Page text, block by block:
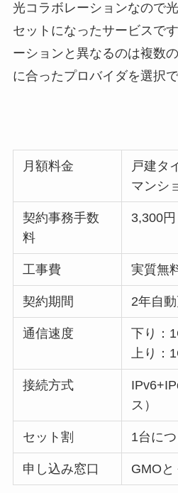
光コラボレーションなので
セットになったサービスで
ーションと異なるのは複数
に合ったプロバイダを選択
月額料金
戸建タ
マンシ
契約事務手数
料
3,300円
工事費 実質無
契約期間 2年自
通信速度
下り：
上り：
接続方式
ス）
セット割 1台に
申し込み窓口 GMOと